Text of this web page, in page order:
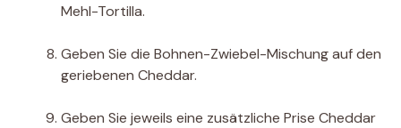
Mehl-Tortilla.
Geben Sie die Bohnen-Zwiebel-Mischung auf den
geriebenen Cheddar.
Geben Sie jeweils eine zusätzliche Prise Cheddar